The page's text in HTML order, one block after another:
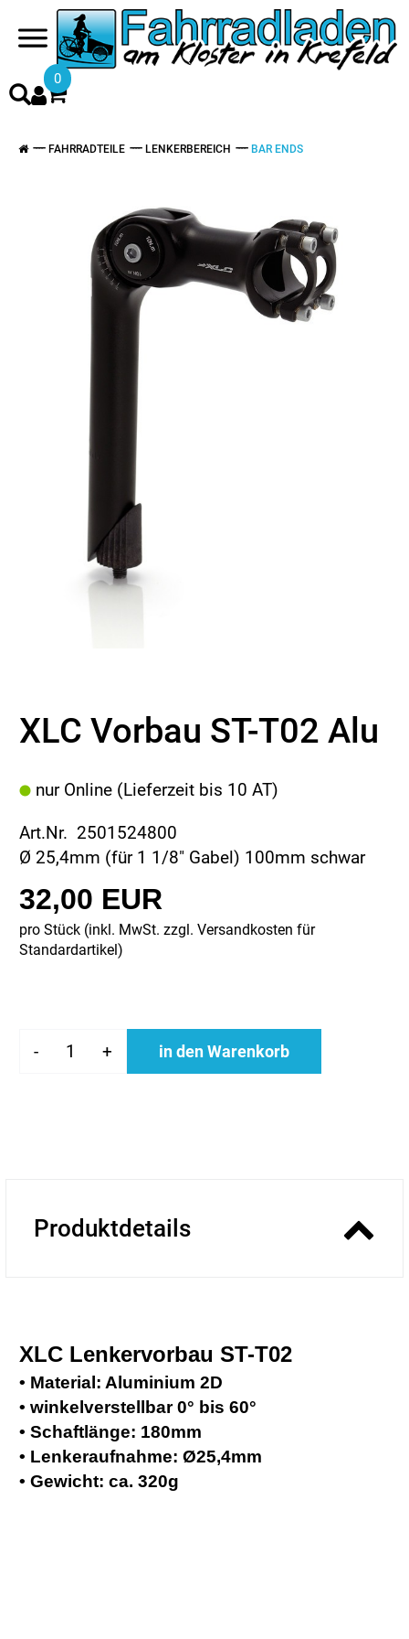
0
FAHRRADTEILE LENKERBEREICH BAR ENDS
XLC Vorbau ST-T02 Alu
nur Online (Lieferzeit bis 10 AT)
Art.Nr. 2501524800
Ø 25,4mm (für 1 1/8" Gabel) 100mm schwar
32,00 EUR
pro Stück (inkl. MwSt. zzgl. Versandkosten für
Standardartikel)
- + in den Warenkorb
Produktdetails
XLC Lenkervorbau ST-T02
• Material: Aluminium 2D
• winkelverstellbar 0° bis 60°
• Schaftlänge: 180mm
• Lenkeraufnahme: Ø25,4mm
• Gewicht: ca. 320g